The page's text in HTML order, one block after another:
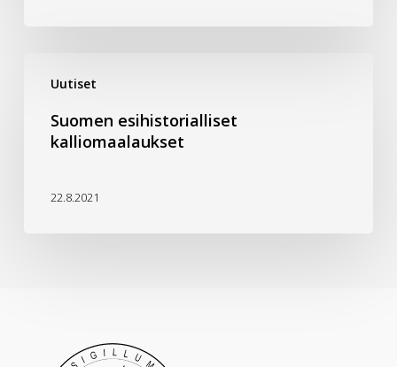
Uutiset
esihistorialliset
kalliomaalaukset
Suomen esihistorialliset
kalliomaalaukset
22.8.2021